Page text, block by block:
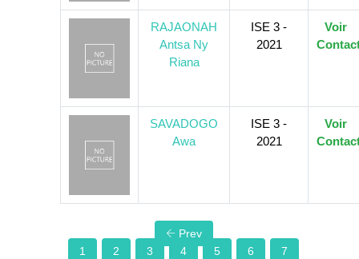
RAJAONAH
Antsa Ny
Riana
ISE 3 -
2021
Voir
SAVADOGO
Awa
ISE 3 -
2021
Voir
Prev
1
2 3 4 5 6 7